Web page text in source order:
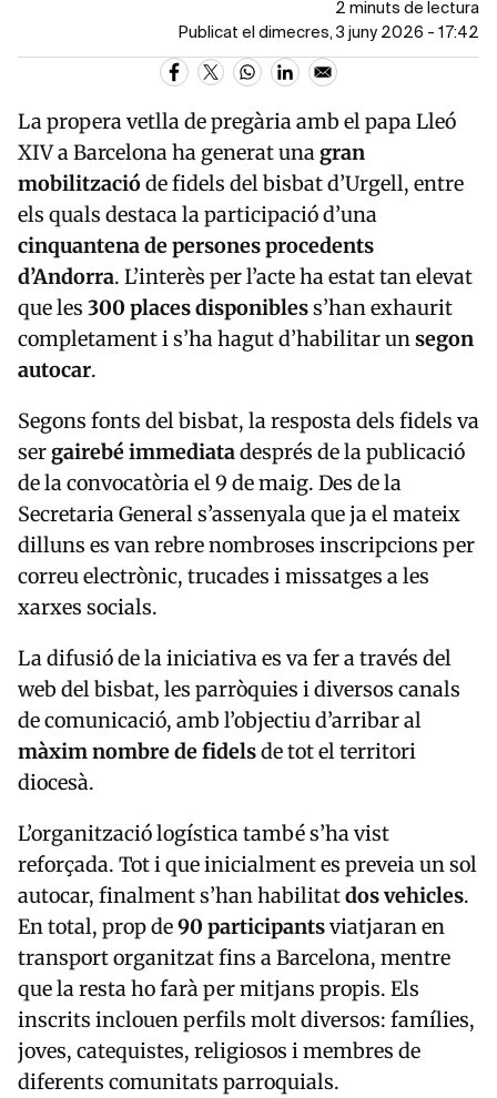
2 minuts de lectura
Publicat el dimecres, 3 juny 2026 - 17:42
La propera vetlla de pregària amb el papa Lleó
XIV a Barcelona ha generat unagran
mobilitzacióde fidels del bisbat d’Urgell, entre
els quals destaca la participació d’una
cinquantena de persones procedents
d’Andorra. L’interès per l’acte ha estat tan elevat
que les 300 places disponibless’han exhaurit
completament i s’ha hagut d’habilitar unsegon
autocar.
Segons fonts del bisbat, la resposta dels fidels va
sergairebé immediatadesprés de la publicació
de la convocatòria el 9 de maig. Des de la
Secretaria General s’assenyala que ja el mateix
dilluns es van rebre nombroses inscripcions per
correu electrònic, trucades i missatges a les
xarxes socials.
La difusió de la iniciativa es va fer a través del
web del bisbat, les parròquies i diversos canals
de comunicació, amb l’objectiu d’arribar al
màxim nombre de fidelsde tot el territori
diocesà.
L’organització logística també s’ha vist
reforçada. Tot i que inicialment es preveia un sol
autocar, finalment s’han habilitatdos vehicles.
En total, prop de90 participantsviatjaran en
transport organitzat fins a Barcelona, mentre
que la resta ho farà per mitjans propis. Els
inscrits inclouen perfils molt diversos: famílies,
joves, catequistes, religiosos i membres de
diferents comunitats parroquials.